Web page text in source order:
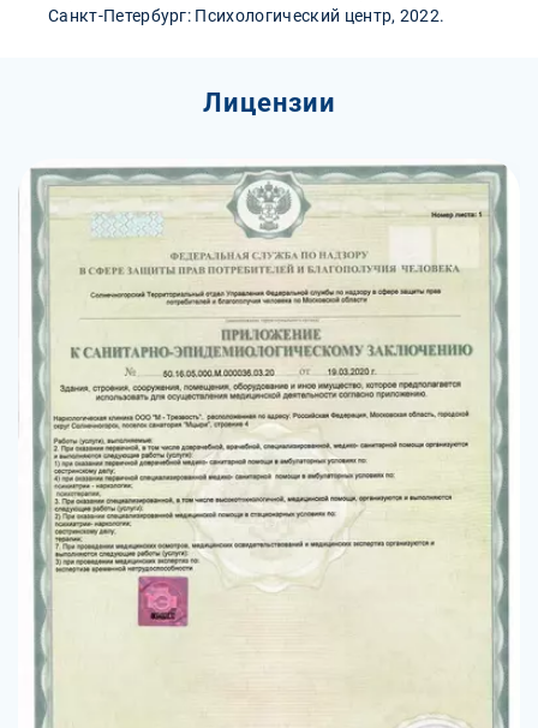
Санкт-Петербург: Психологический центр, 2022.
Лицензии